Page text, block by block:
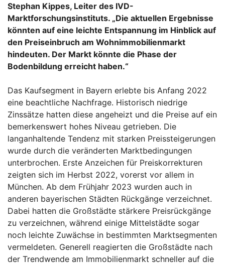
Stephan Kippes, Leiter des IVD-
Marktforschungsinstituts. „Die aktuellen Ergebnisse
könnten auf eine leichte Entspannung im Hinblick auf
den Preiseinbruch am Wohnimmobilienmarkt
hindeuten. Der Markt könnte die Phase der
Bodenbildung erreicht haben.“
Das Kaufsegment in Bayern erlebte bis Anfang 2022
eine beachtliche Nachfrage. Historisch niedrige
Zinssätze hatten diese angeheizt und die Preise auf ein
bemerkenswert hohes Niveau getrieben. Die
langanhaltende Tendenz mit starken Preissteigerungen
wurde durch die veränderten Marktbedingungen
unterbrochen. Erste Anzeichen für Preiskorrekturen
zeigten sich im Herbst 2022, vorerst vor allem in
München. Ab dem Frühjahr 2023 wurden auch in
anderen bayerischen Städten Rückgänge verzeichnet.
Dabei hatten die Großstädte stärkere Preisrückgänge
zu verzeichnen, während einige Mittelstädte sogar
noch leichte Zuwächse in bestimmten Marktsegmenten
vermeldeten. Generell reagierten die Großstädte nach
der Trendwende am Immobilienmarkt schneller auf die